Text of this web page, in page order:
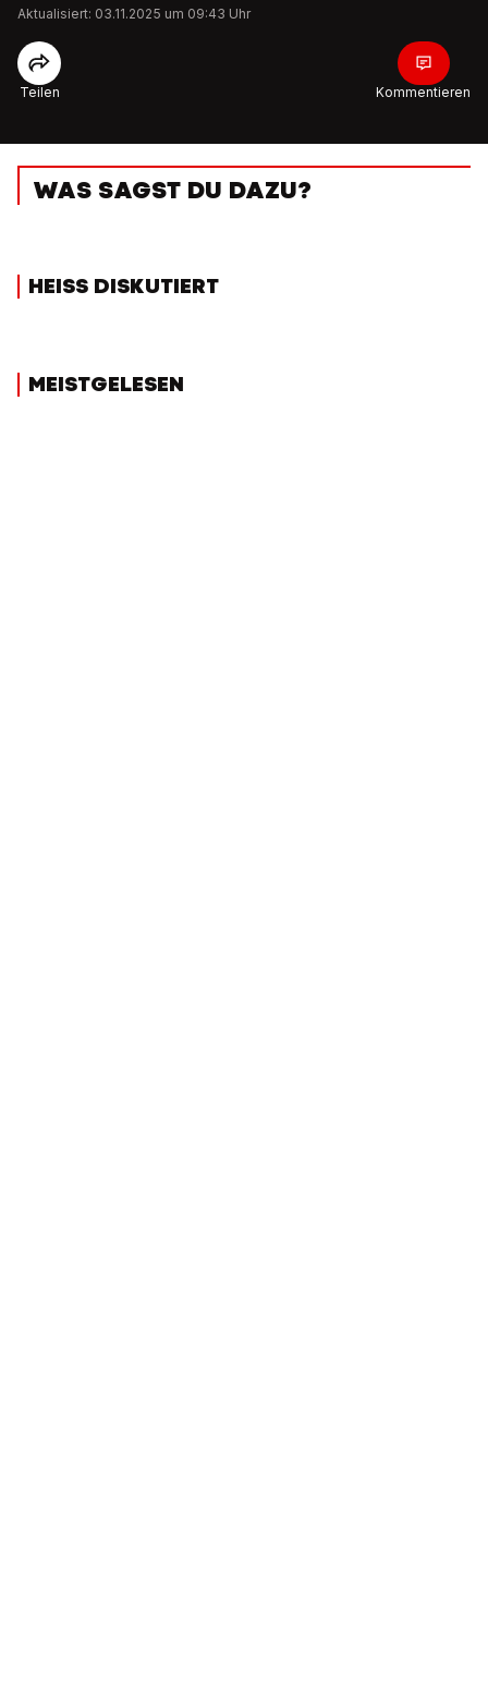
Aktualisiert: 03.11.2025 um 09:43 Uhr
Teilen Kommentieren
WAS SAGST DU DAZU?
HEISS DISKUTIERT
MEISTGELESEN